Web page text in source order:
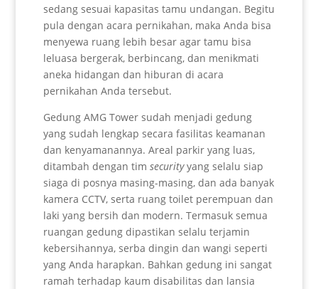
sedang sesuai kapasitas tamu undangan. Begitu
pula dengan acara pernikahan, maka Anda bisa
menyewa ruang lebih besar agar tamu bisa
leluasa bergerak, berbincang, dan menikmati
aneka hidangan dan hiburan di acara
pernikahan Anda tersebut.
Gedung AMG Tower sudah menjadi gedung
yang sudah lengkap secara fasilitas keamanan
dan kenyamanannya. Areal parkir yang luas,
ditambah dengan tim securityyang selalu siap
siaga di posnya masing-masing, dan ada banyak
kamera CCTV, serta ruang toilet perempuan dan
laki yang bersih dan modern. Termasuk semua
ruangan gedung dipastikan selalu terjamin
kebersihannya, serba dingin dan wangi seperti
yang Anda harapkan. Bahkan gedung ini sangat
ramah terhadap kaum disabilitas dan lansia